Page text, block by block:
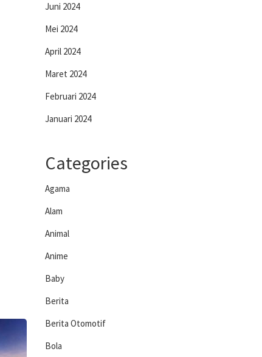
Juni 2024
Mei 2024
April 2024
Maret 2024
Februari 2024
Januari 2024
Categories
Agama
Alam
Animal
Anime
Baby
Berita
Berita Otomotif
Bola